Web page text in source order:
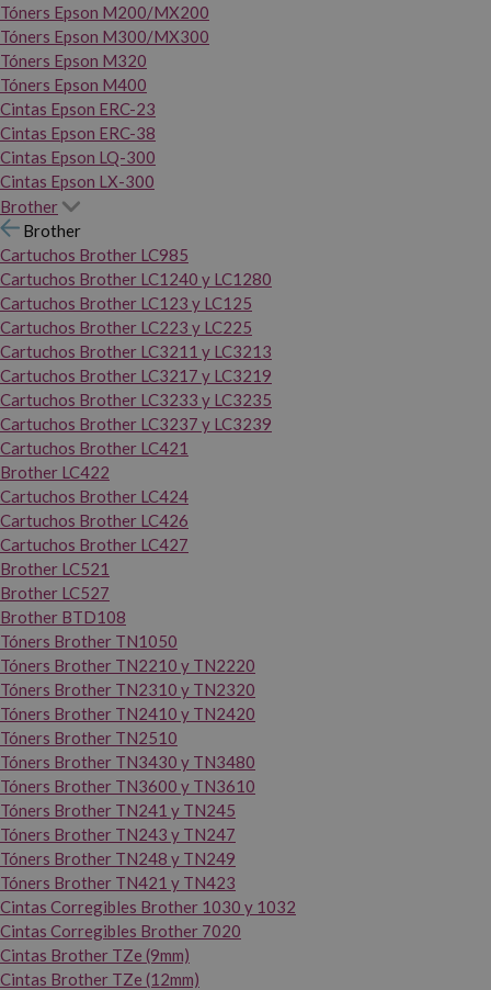
Tóners Epson M200/MX200
Tóners Epson M300/MX300
Tóners Epson M320
Tóners Epson M400
Cintas Epson ERC-23
Cintas Epson ERC-38
Cintas Epson LQ-300
Cintas Epson LX-300
Brother
Brother
Cartuchos Brother LC985
Cartuchos Brother LC1240 y LC1280
Cartuchos Brother LC123 y LC125
Cartuchos Brother LC223 y LC225
Cartuchos Brother LC3211 y LC3213
Cartuchos Brother LC3217 y LC3219
Cartuchos Brother LC3233 y LC3235
Cartuchos Brother LC3237 y LC3239
Cartuchos Brother LC421
Brother LC422
Cartuchos Brother LC424
Cartuchos Brother LC426
Cartuchos Brother LC427
Brother LC521
Brother LC527
Brother BTD108
Tóners Brother TN1050
Tóners Brother TN2210 y TN2220
Tóners Brother TN2310 y TN2320
Tóners Brother TN2410 y TN2420
Tóners Brother TN2510
Tóners Brother TN3430 y TN3480
Tóners Brother TN3600 y TN3610
Tóners Brother TN241 y TN245
Tóners Brother TN243 y TN247
Tóners Brother TN248 y TN249
Tóners Brother TN421 y TN423
Cintas Corregibles Brother 1030 y 1032
Cintas Corregibles Brother 7020
Cintas Brother TZe (9mm)
Cintas Brother TZe (12mm)